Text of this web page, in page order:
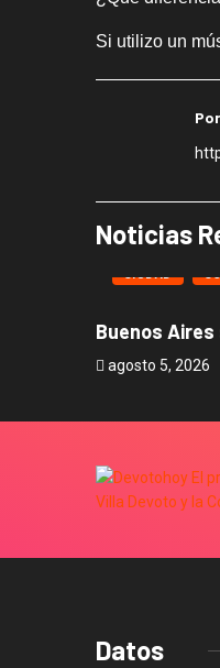
Si utilizo un
Noticias
CIUDAD
Buenos Aires
agosto 5, 2026
Datos